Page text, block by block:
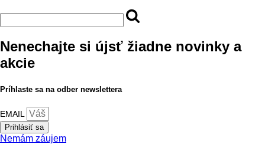
Nenechajte si újsť žiadne novinky a
akcie
Príhlaste sa na odber newslettera
EMAIL
Prihlásiť sa
Nemám záujem